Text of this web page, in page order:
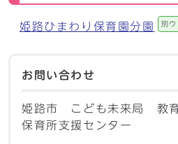
姫路ひまわり保育園分園 別ウ
お問い合わせ
姫路市 こども未来局 教
保育所支援センター